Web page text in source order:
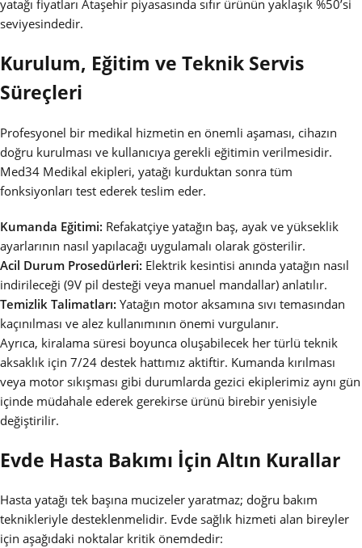
yatağı fiyatları Ataşehir piyasasında sıfır ürünün yaklaşık %50’si
seviyesindedir.
Kurulum, Eğitim ve Teknik Servis
Süreçleri
Profesyonel bir medikal hizmetin en önemli aşaması, cihazın
doğru kurulması ve kullanıcıya gerekli eğitimin verilmesidir.
Med34 Medikal ekipleri, yatağı kurduktan sonra tüm
fonksiyonları test ederek teslim eder.
Kumanda Eğitimi: Refakatçiye yatağın baş, ayak ve yükseklik
ayarlarının nasıl yapılacağı uygulamalı olarak gösterilir.
Acil Durum Prosedürleri: Elektrik kesintisi anında yatağın nasıl
indirileceği (9V pil desteği veya manuel mandallar) anlatılır.
Temizlik Talimatları: Yatağın motor aksamına sıvı temasından
kaçınılması ve alez kullanımının önemi vurgulanır.
Ayrıca, kiralama süresi boyunca oluşabilecek her türlü teknik
aksaklık için 7/24 destek hattımız aktiftir. Kumanda kırılması
veya motor sıkışması gibi durumlarda gezici ekiplerimiz aynı gün
içinde müdahale ederek gerekirse ürünü birebir yenisiyle
değiştirilir.
Evde Hasta Bakımı İçin Altın Kurallar
Hasta yatağı tek başına mucizeler yaratmaz; doğru bakım
teknikleriyle desteklenmelidir. Evde sağlık hizmeti alan bireyler
için aşağıdaki noktalar kritik önemdedir: